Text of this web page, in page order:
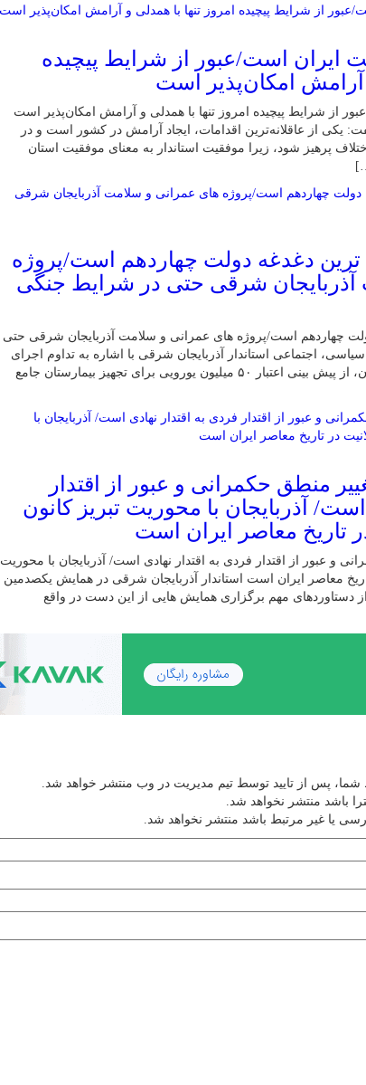
ایران است/عبور از شرایط پیچیده
آرامش امکان‌پذیر است
از شرایط پیچیده امروز تنها با همدلی و آرامش امکان‌پذیر است
یکی از عاقلانه‌ترین اقدامات، ایجاد آرامش در کشور است و در
پرهیز شود، زیرا موفقیت استاندار به معنای موفقیت استان
دغدغه دولت چهاردهم است/پروژه
شرقی حتی در شرایط جنگی
چهاردهم است/پروژه ‌های عمرانی و سلامت آذربایجان شرقی حتی
اجتماعی استاندار آذربایجان شرقی با اشاره به تداوم اجرای
پروژه ‌های عمرانی و سلامت در استان، از پیش ‌بینی اعتبار ۵۰ میلیون یورویی برای تجهیز بیمارستان جامع
منطق حکمرانی و عبور از اقتدار
آذربایجان با محوریت تبریز کانون
تاریخ معاصر ایران است
و عبور از اقتدار فردی به اقتدار نهادی است/ آذربایجان با محوریت
معاصر ایران است استاندار آذربایجان شرقی در همایش یکصدمین
دستاوردهای مهم برگزاری همایش هایی از این دست در واقع
پس از تایید توسط تیم مدیریت در وب منتشر خواهد شد.
باشد منتشر نخواهد شد.
یا غیر مرتبط باشد منتشر نخواهد شد.